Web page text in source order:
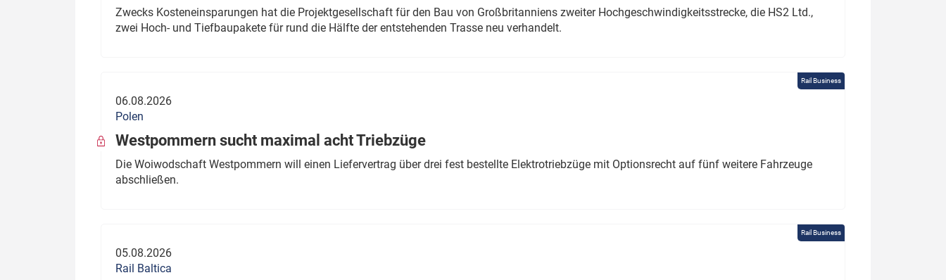
Zwecks Kosteneinsparungen hat die Projektgesellschaft für den Bau von Großbritanniens zweiter Hochgeschwindigkeitsstrecke, die HS2 Ltd.,
zwei Hoch- und Tiefbaupakete für rund die Hälfte der entstehenden Trasse neu verhandelt.
Rail Business
06.08.2026
Polen
Westpommern sucht maximal acht Triebzüge
Die Woiwodschaft Westpommern will einen Liefervertrag über drei fest bestellte Elektrotriebzüge mit Optionsrecht auf fünf weitere Fahrzeuge
abschließen.
Rail Business
05.08.2026
Rail Baltica